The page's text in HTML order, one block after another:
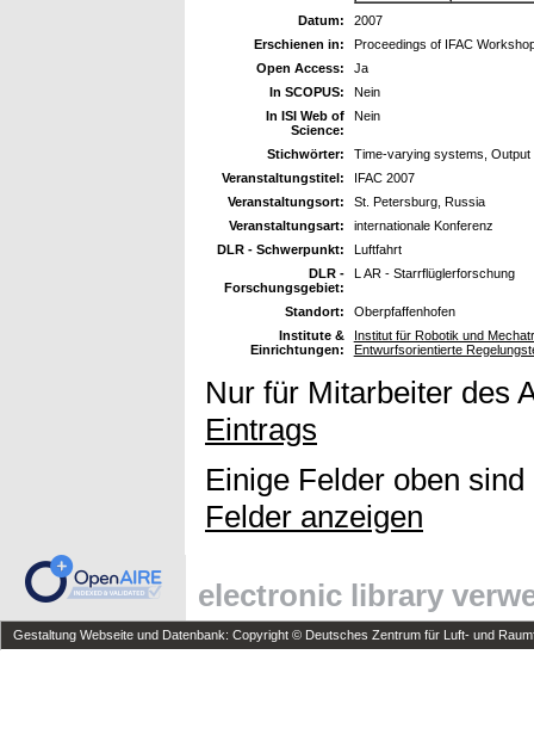
Datum:
2007
Erschienen in:
Proceedings of IFAC
Open Access:
Ja
In SCOPUS:
Nein
In ISI Web of
Science:
Nein
Stichwörter:
Time-varying systems,
Veranstaltungstitel:
IFAC 2007
Veranstaltungsort:
St. Petersburg, Russia
Veranstaltungsart:
internationale Konferenz
DLR - Schwerpunkt:
Luftfahrt
DLR -
Forschungsgebiet:
L AR - Starrflüglerforschung
Standort:
Oberpfaffenhofen
Institute &
Einrichtungen:
Institut für Robotik und
Entwurfsorientierte
Nur für Mitarbeiter des
Eintrags
Einige Felder oben
Felder anzeigen
electronic library
Gestaltung Webseite und Datenbank: Copyright © Deutsches Zentrum für Luft- und